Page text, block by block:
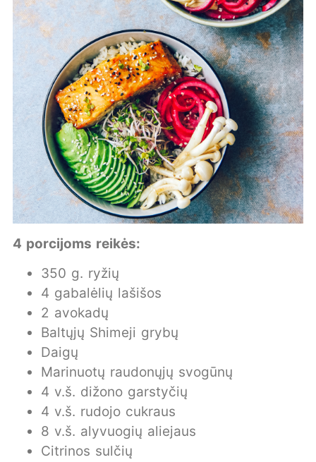
4 porcijoms reikės:
350 g. ryžių
4 gabalėlių lašišos
2 avokadų
Baltųjų Shimeji grybų
Daigų
Marinuotų raudonųjų svogūnų
4 v.š. dižono garstyčių
4 v.š. rudojo cukraus
8 v.š. alyvuogių aliejaus
Citrinos sulčių